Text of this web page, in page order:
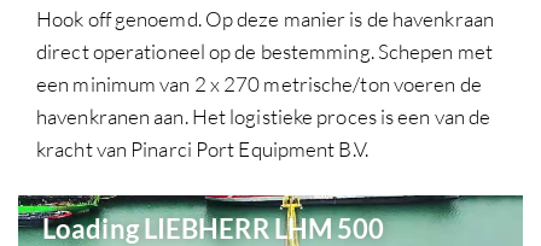
Hook off genoemd. Op deze manier is de havenkraan
direct operationeel op de bestemming. Schepen met
een minimum van 2 x 270 metrische/ton voeren de
havenkranen aan. Het logistieke proces is een van de
kracht van Pinarci Port Equipment B.V.
Loading LIEBHERR LHM 500